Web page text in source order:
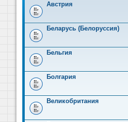
Австрия
Беларусь (Белоруссия)
Бельгия
Болгария
Великобритания